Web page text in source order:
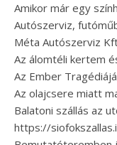
Amikor már egy
Autószerviz,
Méta Autószerviz
Az álomtéli kertem
Az Ember
Az olajcsere miatt
Balatoni szállás az
https://